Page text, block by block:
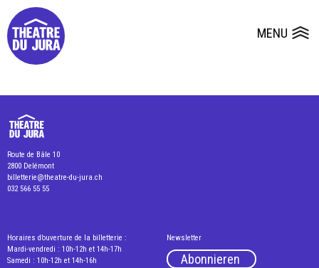
MENU
Presse Dépôts de dossiers
Route de Bâle 10
2800 Delémont
billetterie@theatre-du-jura.ch
032 566 55 55
Horaires d’ouverture de la billetterie :
Mardi-vendredi : 10h-12h et 14h-17h
Samedi : 10h-12h et 14h-16h
Newsletter
Abonnieren